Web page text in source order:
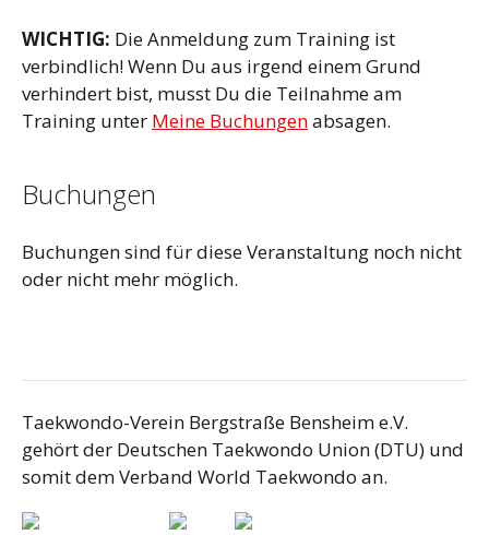
WICHTIG: Die Anmeldung zum Training ist
verbindlich! Wenn Du aus irgend einem Grund
verhindert bist, musst Du die Teilnahme am
Training unter Meine Buchungenabsagen.
Buchungen
Buchungen sind für diese Veranstaltung noch nicht
oder nicht mehr möglich.
Taekwondo-Verein Bergstraße Bensheim e.V.
gehört der Deutschen Taekwondo Union (DTU) und
somit dem Verband World Taekwondo an.